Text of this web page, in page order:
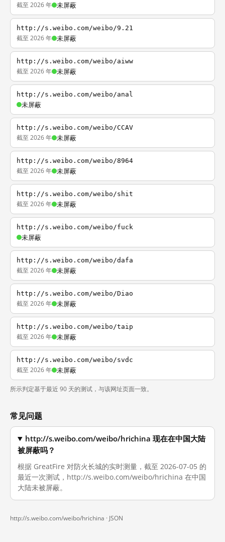
截至 2026 年 未屏蔽
http://s.weibo.com/weibo/9.21
截至 2026 年 未屏蔽
http://s.weibo.com/weibo/aiww
截至 2026 年 未屏蔽
http://s.weibo.com/weibo/anal
未屏蔽
http://s.weibo.com/weibo/CCAV
截至 2026 年 未屏蔽
http://s.weibo.com/weibo/8964
截至 2026 年 未屏蔽
http://s.weibo.com/weibo/shit
截至 2026 年 未屏蔽
http://s.weibo.com/weibo/fuck
未屏蔽
http://s.weibo.com/weibo/dafa
截至 2026 年 未屏蔽
http://s.weibo.com/weibo/Diao
截至 2026 年 未屏蔽
http://s.weibo.com/weibo/taip
截至 2026 年 未屏蔽
http://s.weibo.com/weibo/svdc
截至 2026 年 未屏蔽
所示判定基于最近 90 天的测试，与该网址页面一致。
常见问题
http://s.weibo.com/weibo/hrichina 现在在中国大陆
被屏蔽吗？
根据 GreatFire 对防火长城的实时测量，截至 2026-07-05 的
最近一次测试，http://s.weibo.com/weibo/hrichina 在中国
大陆未被屏蔽。
http://s.weibo.com/weibo/hrichina · JSON